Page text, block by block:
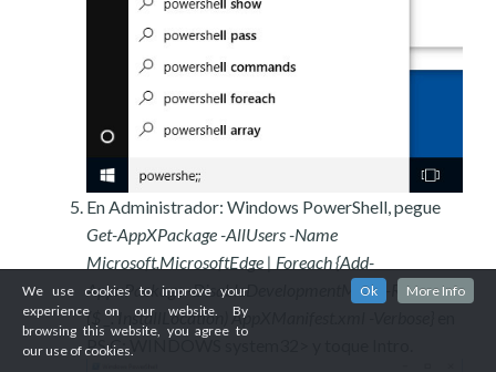
En Administrador: Windows PowerShell, pegue
Get-AppXPackage -AllUsers -Name
Microsoft.MicrosoftEdge | Foreach {Add-
AppxPackage -DisableDevelopmentMode -Register $
($ _. InstallLocation) AppXManifest.xml -Verbose}
PS C: WINDOWS system32> y toque Intro.
We use cookies to improve your
experience on our website. By
browsing this website, you agree to
our use of cookies.
Ok More Info